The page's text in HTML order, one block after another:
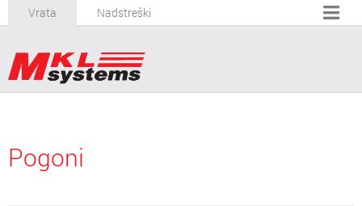
Vrata Nadstreški
Pogoni